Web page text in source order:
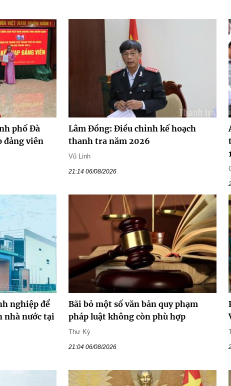
phố Đà
đảng viên
Lâm Đồng: Điều chỉnh kế hoạch
thanh tra năm 2026
Vũ Linh
21:14 06/08/2026
nghiệp để
nhà nước tại
Bãi bỏ một số văn bản quy phạm
pháp luật không còn phù hợp
Thư Kỳ
21:04 06/08/2026